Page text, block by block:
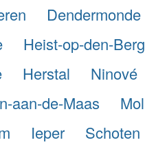
Dendermonde
Heist-op-den-Berg
Herstal
Ninové
aan-de-Maas
Mol
Ieper
Schoten